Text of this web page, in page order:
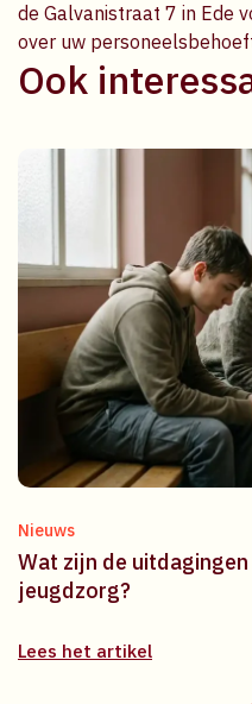
de Galvanistraat 7 in Ede
over uw
Ook
Nieuws
Wat zijn de
jeugdzorg?
Lees het artikel